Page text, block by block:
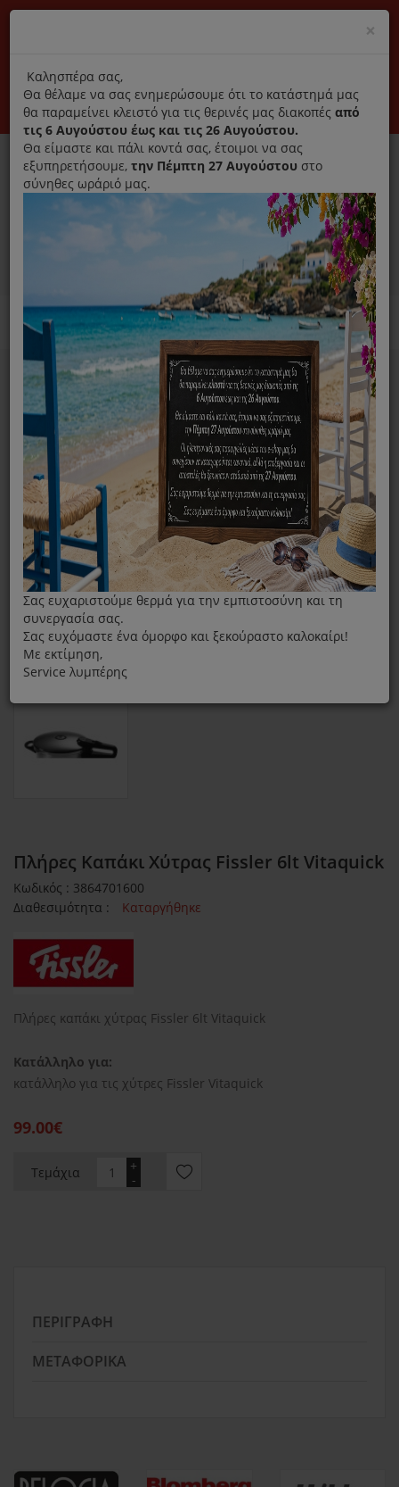
Αποκλειστικά γνήσια ανταλλακτικά
Σύνδεση Εγγραφή Εταιρεία Επικοινωνία
0
Ανταλλακτικά ηλεκτρικών συσκευών MENU
Home
Χύτρα
Πλήρες Καπάκι Χύτρας Fissler 6lt Vitaquick
Πλήρες Καπάκι Χύτρας Fissler 6lt Vitaquick
Κωδικός : 3864701600
Διαθεσιμότητα :
Καταργήθηκε
Πλήρες καπάκι χύτρας Fissler 6lt Vitaquick
Κατάλληλο για:
κατάλληλο για τις χύτρες Fissler Vitaquick
99.00€
Τεμάχια -
+
ΠΕΡΙΓΡΑΦΉ
ΜΕΤΑΦΟΡΙΚΆ
×
title
Καλησπέρα σας,
Θα θέλαμε να σας ενημερώσουμε ότι το κατάστημά μας
θα παραμείνει κλειστό για τις θερινές μας διακοπές από
τις 6 Αυγούστου έως και τις 26 Αυγούστου.
Θα είμαστε και πάλι κοντά σας, έτοιμοι να σας
εξυπηρετήσουμε, την Πέμπτη 27 Αυγούστου στο
σύνηθες ωράριό μας.
Σας ευχαριστούμε θερμά για την εμπιστοσύνη και τη
συνεργασία σας.
Σας ευχόμαστε ένα όμορφο και ξεκούραστο καλοκαίρι!
Με εκτίμηση,
Service λυμπέρης